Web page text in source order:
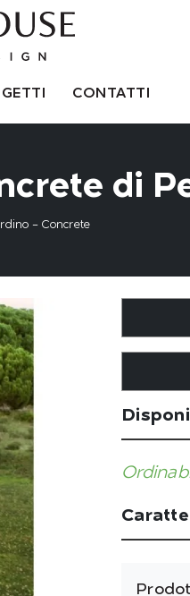
CONTATTI
di
- Concrete